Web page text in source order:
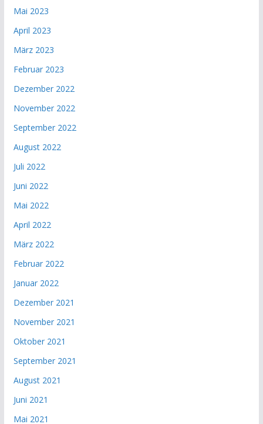
Mai 2023
April 2023
März 2023
Februar 2023
Dezember 2022
November 2022
September 2022
August 2022
Juli 2022
Juni 2022
Mai 2022
April 2022
März 2022
Februar 2022
Januar 2022
Dezember 2021
November 2021
Oktober 2021
September 2021
August 2021
Juni 2021
Mai 2021